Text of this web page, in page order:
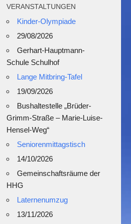
VERANSTALTUNGEN
Kinder-Olympiade
29/08/2026
Gerhart-Hauptmann-
Schule Schulhof
Lange Mitbring-Tafel
19/09/2026
Bushaltestelle „Brüder-
Grimm-Straße – Marie-Luise-
Hensel-Weg“
Seniorenmittagstisch
14/10/2026
Gemeinschaftsräume der
HHG
Laternenumzug
13/11/2026